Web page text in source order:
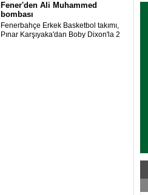
Fener'den Ali Muhammed
bombası
Fenerbahçe Erkek Basketbol takımı,
Pınar Karşıyaka'dan Boby Dixon'la 2